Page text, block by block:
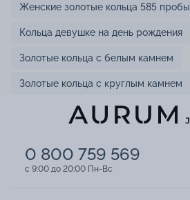
Женские золотые кольца 585 пробы
Кольца девушке на день рождения
Золотые кольца с белым камнем
Золотые кольца с круглым камнем
0 800 759 569
c 9:00 до 20:00 Пн-Вс